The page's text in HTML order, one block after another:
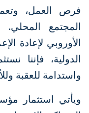
فرص العمل،
المجتمع المحلي.
الأوروبي لإعادة
الدولية، فإننا
واستدامة للعقبة
ويأتي استثمار